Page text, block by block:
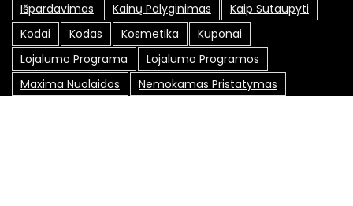
Išpardavimas
Kainų Palyginimas
Kaip Sutaupyti
Kodai
Kodas Kosmetika
Kuponai
Lojalumo Programa
Lojalumo Programos
Maxima Nuolaidos
Nemokamas Pristatymas